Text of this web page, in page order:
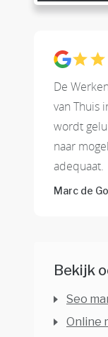
De
van Thuis
wordt
naar
adequaat.
Marc de
Bekijk
Seo
Online